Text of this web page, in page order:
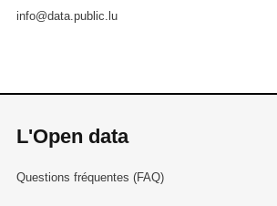
info@data.public.lu
L'Open data
Questions fréquentes (FAQ)